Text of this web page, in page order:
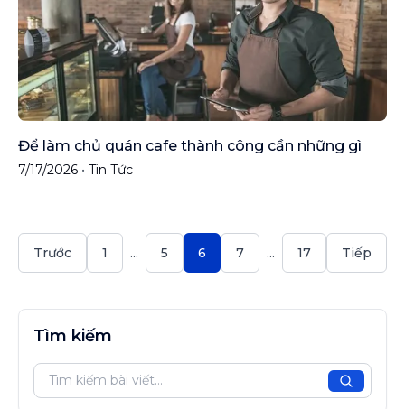
Để làm chủ quán cafe thành công cần những gì
7/17/2026 • Tin Tức
Trước 1 ... 5 6 7 ... 17 Tiếp
Tìm kiếm
Tìm